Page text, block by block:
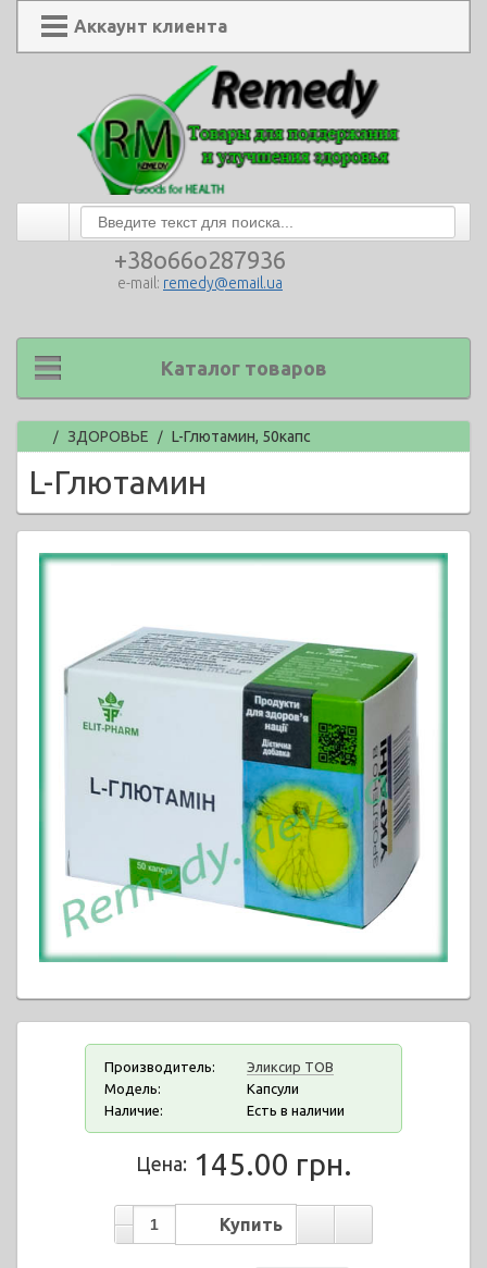
Аккаунт клиента
+38o66o287936
e-mail: remedy@email.ua
Каталог товаров
Главная
/ ЗДОРОВЬЕ / L-Глютамин, 50капс
L-Глютамин
Производитель:
Эликсир ТОВ
Модель:
Капсули
Наличие:
Есть в наличии
Цена: 145.00 грн.